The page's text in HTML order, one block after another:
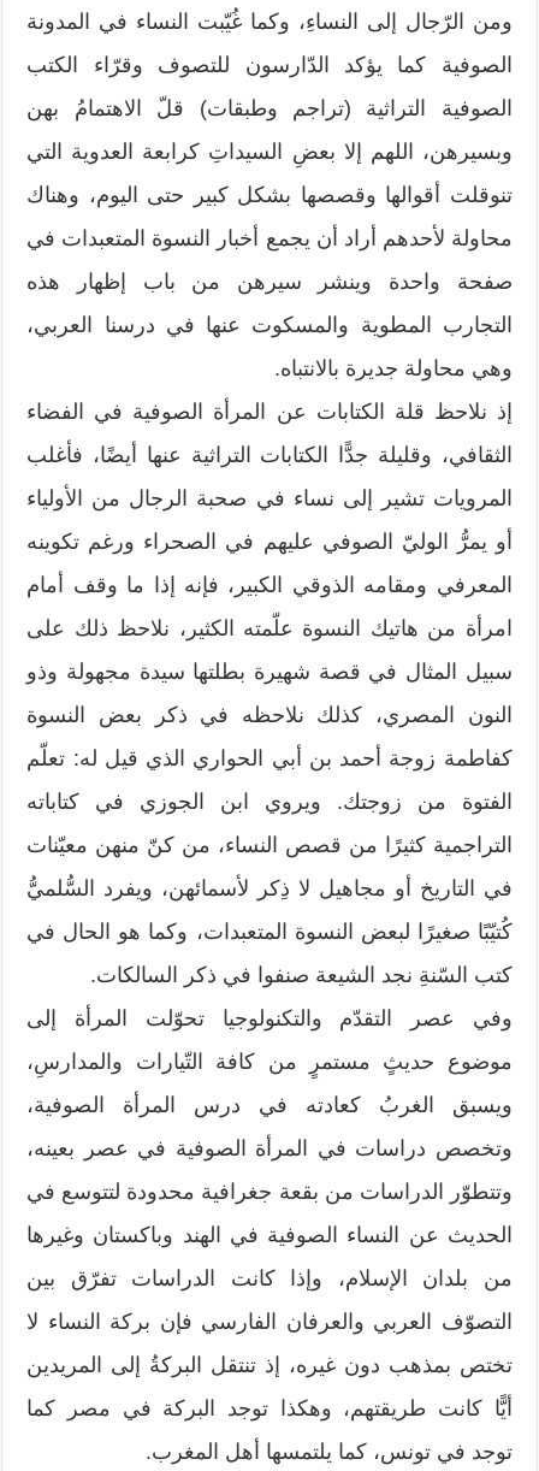
ومن الرّجال إلى النساءِ، وكما غُيّبت النساء في المدونة
الصوفية كما يؤكد الدّارسون للتصوف وقرّاء الكتب
الصوفية التراثية (تراجم وطبقات) قلّ الاهتمامُ بهن
وبسيرهن، اللهم إلا بعضِ السيداتِ كرابعة العدوية التي
تنوقلت أقوالها وقصصها بشكل كبير حتى اليوم، وهناك
محاولة لأحدهم أراد أن يجمع أخبار النسوة المتعبدات في
صفحة واحدة وينشر سيرهن من باب إظهار هذه
التجارب المطوية والمسكوت عنها في درسنا العربي،
وهي محاولة جديرة بالانتباه.
إذ نلاحظ قلة الكتابات عن المرأة الصوفية في الفضاء
الثقافي، وقليلة جدًّا الكتابات التراثية عنها أيضًا، فأغلب
المرويات تشير إلى نساء في صحبة الرجال من الأولياء
أو يمرُّ الوليّ الصوفي عليهم في الصحراء ورغم تكوينه
المعرفي ومقامه الذوقي الكبير، فإنه إذا ما وقف أمام
امرأة من هاتيك النسوة علّمته الكثير، نلاحظ ذلك على
سبيل المثال في قصة شهيرة بطلتها سيدة مجهولة وذو
النون المصري، كذلك نلاحظه في ذكر بعض النسوة
كفاطمة زوجة أحمد بن أبي الحواري الذي قيل له: تعلّم
الفتوة من زوجتك. ويروي ابن الجوزي في كتاباته
التراجمية كثيرًا من قصص النساء، من كنّ منهن معيّنات
في التاريخ أو مجاهيل لا ذِكر لأسمائهن، ويفرد السُّلميُّ
كُتيّبًا صغيرًا لبعض النسوة المتعبدات، وكما هو الحال في
كتب السّنةِ نجد الشيعة صنفوا في ذكر السالكات.
وفي عصر التقدّم والتكنولوجيا تحوّلت المرأة إلى
موضوع حديثٍ مستمرٍ من كافة التّيارات والمدارسِ،
ويسبق الغربُ كعادته في درس المرأة الصوفية،
وتخصص دراسات في المرأة الصوفية في عصر بعينه،
وتتطوّر الدراسات من بقعة جغرافية محدودة لتتوسع في
الحديث عن النساء الصوفية في الهند وباكستان وغيرها
من بلدان الإسلام، وإذا كانت الدراسات تفرّق بين
التصوّف العربي والعرفان الفارسي فإن بركة النساء لا
تختص بمذهب دون غيره، إذ تنتقل البركةُ إلى المريدين
أيًّا كانت طريقتهم، وهكذا توجد البركة في مصر كما
توجد في تونس، كما يلتمسها أهل المغرب.